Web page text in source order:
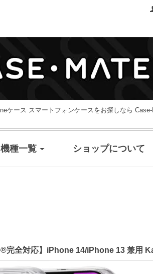
ケース スマートフォンケースをお探しなら
機種一覧 ショップについて
完全対応】iPhone 14/iPhone 13 兼用